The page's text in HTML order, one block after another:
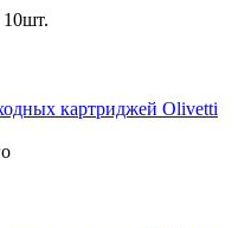
картриджей Olivetti